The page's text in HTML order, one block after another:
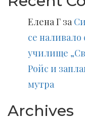
Елена Г за
се наливало
училище
Ройс и
мутра
Archives